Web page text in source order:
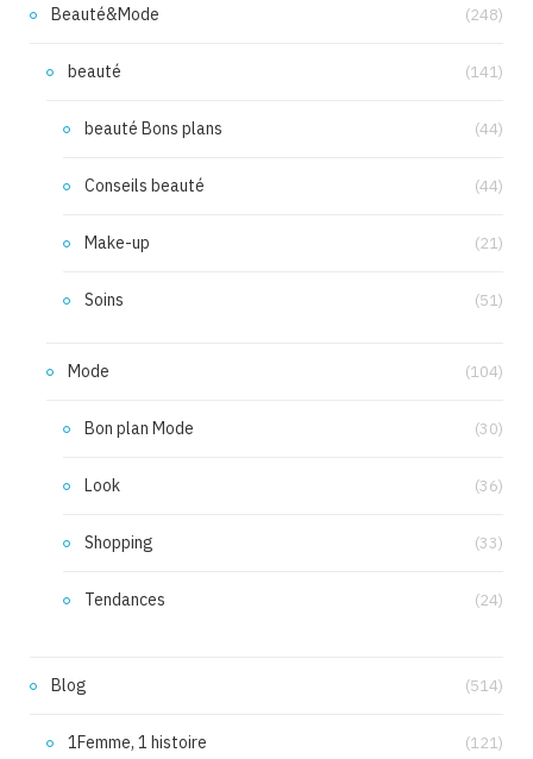
Beauté&Mode (248)
beauté (141)
beauté Bons plans (44)
Conseils beauté (44)
Make-up (21)
Soins (51)
Mode (104)
Bon plan Mode (30)
Look (36)
Shopping (33)
Tendances (24)
Blog (514)
1Femme, 1 histoire (121)